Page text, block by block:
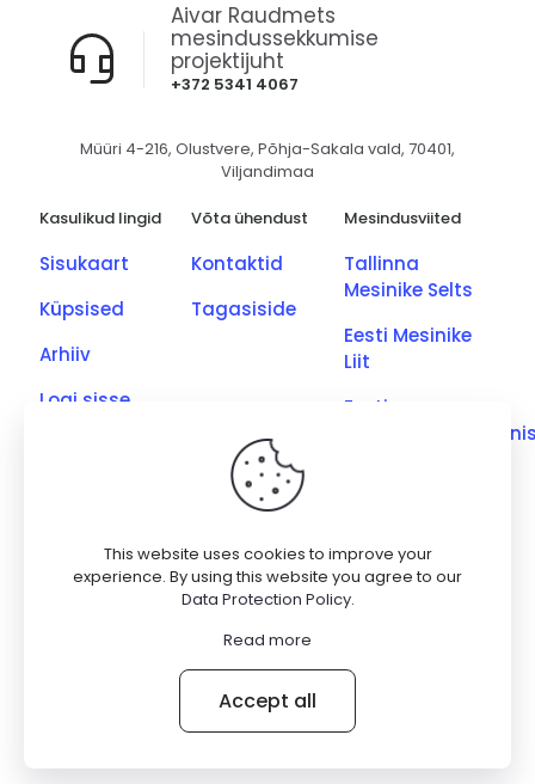
+372 5341 4067
Aivar Raudmets
mesindussekkumise
projektijuht
Müüri 4-216, Olustvere, Põhja-Sakala vald, 70401,
Viljandimaa
Kasulikud lingid
Sisukaart
Küpsised
Arhiiv
Logi sisse
Võta ühendust
Kontaktid
Tagasiside
Mesindusviited
Tallinna
Mesinike Selts
Eesti Mesinike
Liit
Eesti
Saaremaa
Meetootjate
Ühing
Powered byWordPress
This website uses cookies to improve your
experience. By using this website you agree to our
Data Protection Policy.
Read more
Accept all